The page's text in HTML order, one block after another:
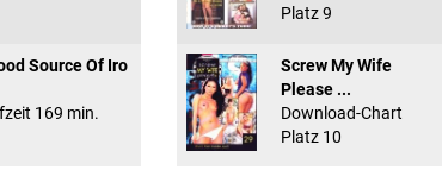
Source Of Iro
169 min.
Platz 9
Screw My Wife
Please ...
Download-Chart
Platz 10